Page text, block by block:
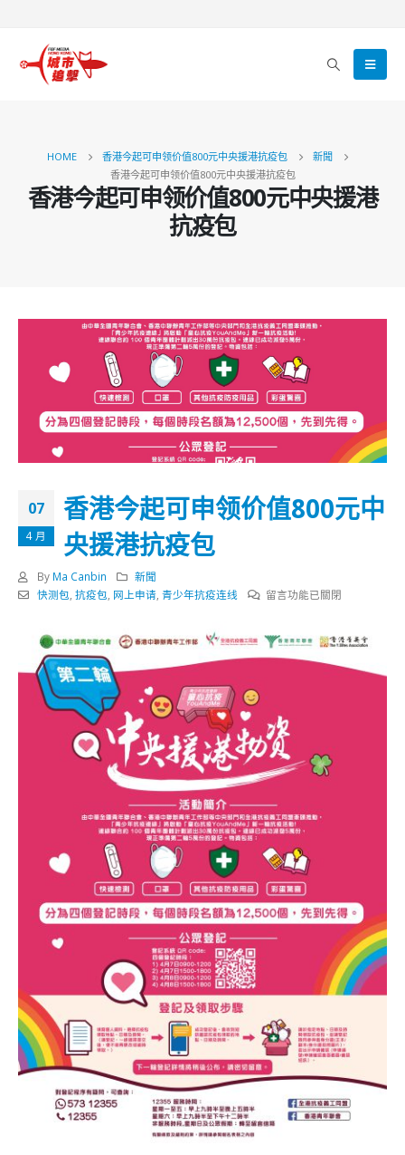
HOME 香港今起可申领价值800元中央援港抗疫包
新聞
香港今起可申领价值800元中央援港抗疫包
香港今起可申领价值800元中央援港
抗疫包
07
4 月
香港今起可申领价值800元中
央援港抗疫包
By Ma Canbin
新聞
快测包, 抗疫包, 网上申请, 青少年抗疫连线
在
今
领
价
值
800
中
央
援
港
抗
疫
包〉
中
留言功能已關閉